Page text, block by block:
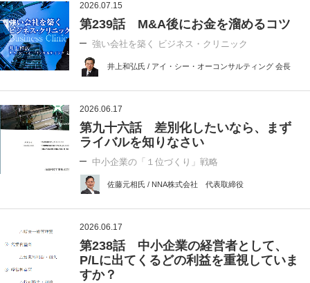
2026.07.15
第239話 M&A後にお金を溜めるコツ
強い会社を築く ビジネス・クリニック
井上和弘氏 / アイ・シー・オーコンサルティング 会長
2026.06.17
第九十六話 差別化したいなら、まず
ライバルを知りなさい
中小企業の「１位づくり」戦略
佐藤元相氏 / NNA株式会社 代表取締役
2026.06.17
第238話 中小企業の経営者として、
P/Lに出てくるどの利益を重視していま
すか？